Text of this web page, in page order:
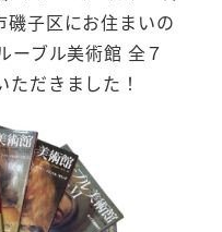
磯子区にお住まいの
ーブル美術館 全７
だきました！